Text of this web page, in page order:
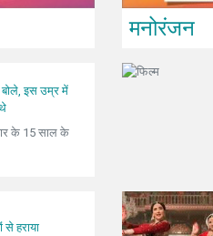
बोले, इस उम्र में
के 15 साल के
हराया
मनोरंजन